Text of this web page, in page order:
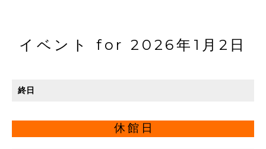
イベント for 2026年1月2日
終日
休館日